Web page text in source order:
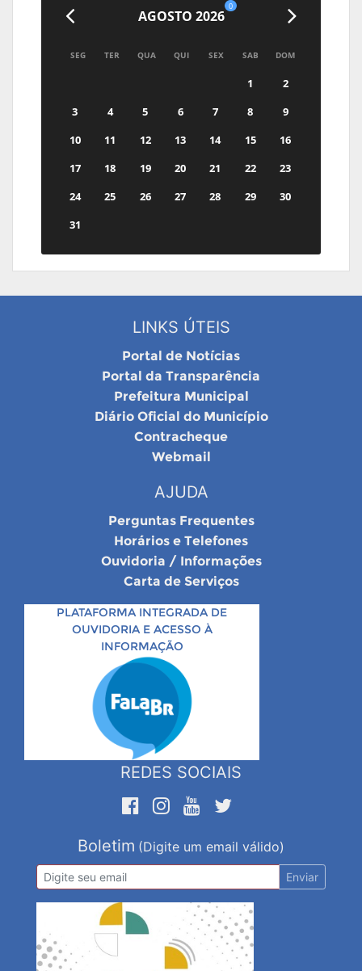
AGOSTO 2026
0
SEG TER QUA QUI SEX SAB DOM
1
2
3
4 5 6 7 8
9
10
11 12 13 14 15
16
17
18 19 20 21 22
23
24
25 26 27 28 29
30
31
LINKS ÚTEIS
Portal de Notícias
Portal da Transparência
Prefeitura Municipal
Diário Oficial do Município
Contracheque
Webmail
AJUDA
Perguntas Frequentes
Horários e Telefones
Ouvidoria / Informações
Carta de Serviços
PLATAFORMA INTEGRADA DE
OUVIDORIA E ACESSO À
INFORMAÇÃO
REDES SOCIAIS
Boletim (Digite um email válido)
Enviar